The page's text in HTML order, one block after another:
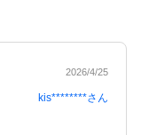
2026/4/25
kis********さん